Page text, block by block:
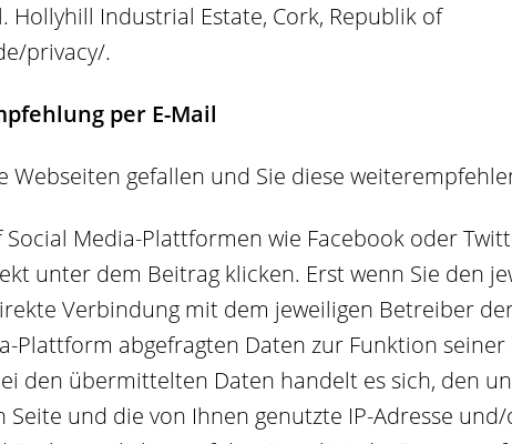
Industrial Estate, Cork, Republik of
privacy/.
per E-Mail
Webseiten gefallen und Sie diese
Media-Plattformen wie Facebook oder
unter dem Beitrag klicken. Erst wenn Sie den
Verbindung mit dem jeweiligen Betreiber
Plattform abgefragten Daten zur Funktion seiner
den übermittelten Daten handelt es sich, den
Seite und die von Ihnen genutzte IP-Adresse